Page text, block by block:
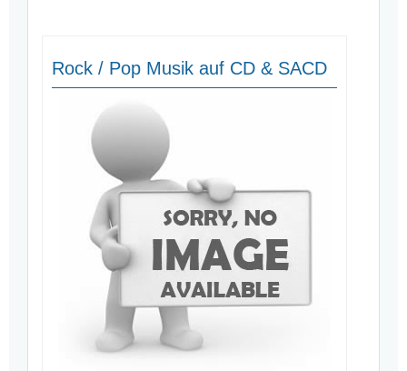
Rock / Pop Musik auf CD & SACD